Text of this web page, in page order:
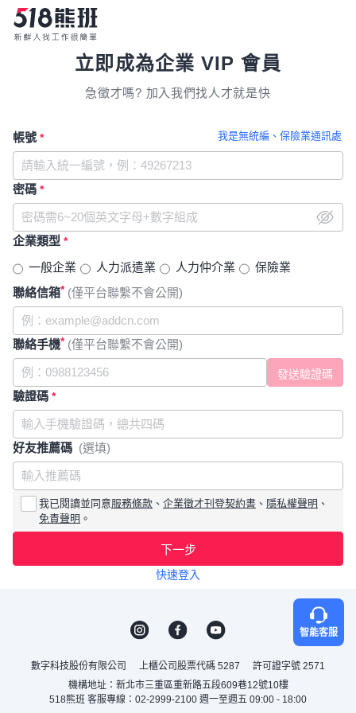
立即成為企業 VIP 會員
急徵才嗎? 加入我們找人才就是快
我是無統編、保險業通訊處
帳號 *
密碼 *
企業類型 *
一般企業 人力派遣業 人力仲介業
保險業
聯絡信箱* (僅平台聯繫不會公開)
聯絡手機* (僅平台聯繫不會公開)
驗證碼 *
好友推薦碼 (選填)
我已閱讀並同意服務條款 、 企業徵才刊登契約書 、 隱私權聲明 、
免責聲明 。
下一步
快速登入
智能客服
數字科技股份有限公司 上櫃公司股票代碼 5287
許可證字號 2571
機構地址：新北市三重區重新路五段609巷12號10樓
518熊班 客服專線：02-2999-2100 週一至週五 09:00 - 18:00